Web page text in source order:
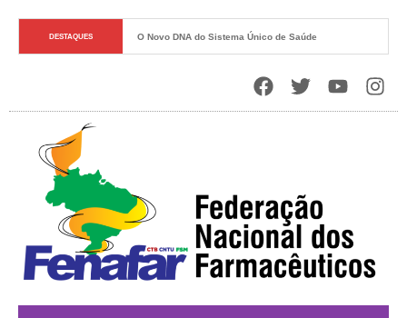
DESTAQUES Soberania Sanitária e o Papel Estratégico do Estado